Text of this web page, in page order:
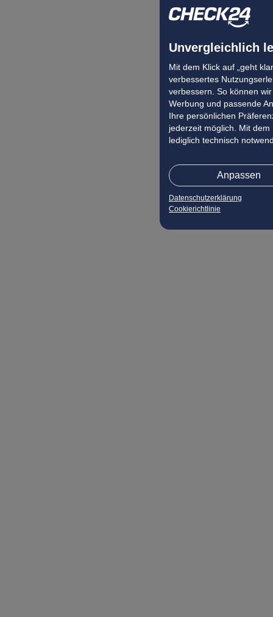
Unvergleichlich
Mit dem Klick auf „geht
verbessertes
verbessern. So können
Werbung und passende
Ihre persönlichen
jederzeit möglich. Mit dem
lediglich technisch
Anpassen
Datenschutzerklärung
Cookierichtlinie